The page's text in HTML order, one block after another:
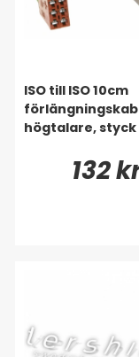
ISO till ISO 10cm
högtalare, styck
132